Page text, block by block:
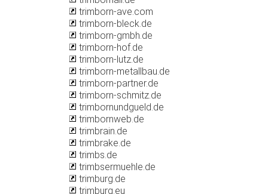
trimborn-ave.com
trimborn-bleck.de
trimborn-gmbh.de
trimborn-hof.de
trimborn-lutz.de
trimborn-metallbau.de
trimborn-partner.de
trimborn-schmitz.de
trimbornundgueld.de
trimbornweb.de
trimbrain.de
trimbrake.de
trimbs.de
trimbsermuehle.de
trimburg.de
trimburg.eu